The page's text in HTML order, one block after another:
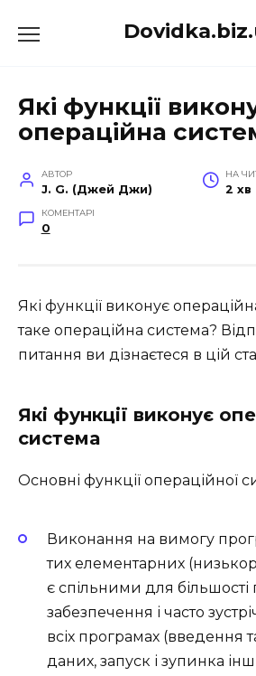
до
Які функції
операційна
АВТОР
J. G. (Джей Джи)
НА
2 хв
КОМЕНТАРІ
0
Які функції виконує
таке операційна система?
питання ви дізнаєтеся в цій
Які функції виконує
система
Основні функції операційної
Виконання на вимогу
тих елементарних
є спільними для
забезпечення і часто
всіх програмах (введення
даних, запуск і зупинка